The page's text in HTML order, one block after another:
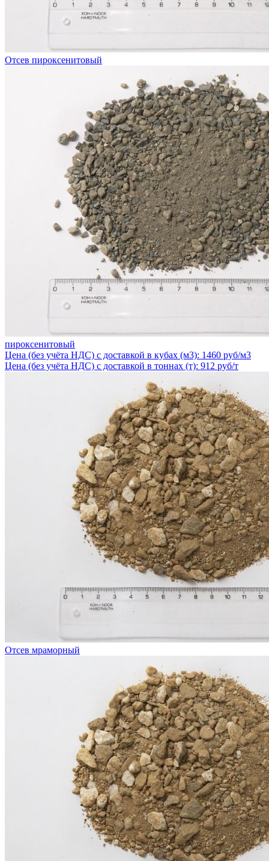
Отсев пироксенитовый
пироксенитовый
Цена (без учёта НДС) с доставкой в кубах (м3): 1460 руб/м3
Цена (без учёта НДС) с доставкой в тоннах (т): 912 руб/т
Отсев мраморный